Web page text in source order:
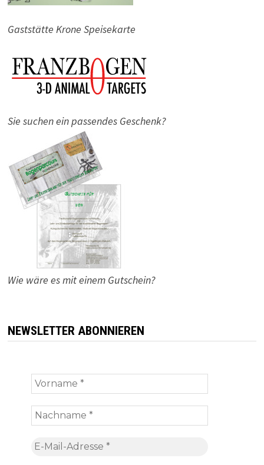
Gaststätte Krone Speisekarte
Sie suchen ein passendes Geschenk?
Wie wäre es mit einem Gutschein?
NEWSLETTER ABONNIEREN